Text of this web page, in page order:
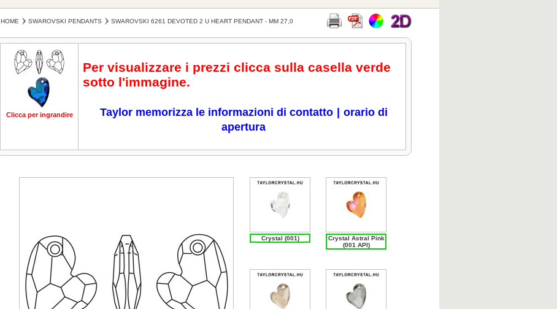
HOME SWAROVSKI PENDANTS SWAROVSKI 6261 DEVOTED 2 U HEART PENDANT - MM 27,0
Clicca per ingrandire Clicca per ingrandireClicca per ingrandire Clicca per ingrandire Clicca per ingrandire Clicca per ingrandire
Per visualizzare i prezzi clicca sulla casella verde
sotto l'immagine.
Taylor memorizza le informazioni di contatto
orario di
apertura
Crystal (001)
Crystal Astral Pink
(001 API)